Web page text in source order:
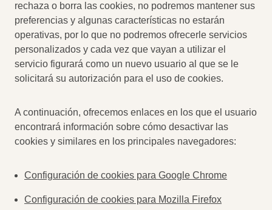
rechaza o borra las cookies, no podremos mantener sus
preferencias y algunas características no estarán
operativas, por lo que no podremos ofrecerle servicios
personalizados y cada vez que vayan a utilizar el
servicio figurará como un nuevo usuario al que se le
solicitará su autorización para el uso de cookies.
A continuación, ofrecemos enlaces en los que el usuario
encontrará información sobre cómo desactivar las
cookies y similares en los principales navegadores:
Configuración de cookies para Google Chrome
Configuración de cookies para Mozilla Firefox